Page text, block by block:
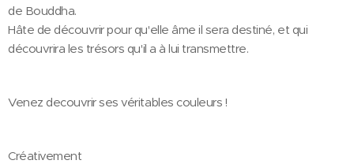
de Bouddha.
Hâte de découvrir pour qu'elle âme il sera destiné, et qui
découvrira les trésors qu'il a à lui transmettre.
Venez decouvrir ses véritables couleurs !
Créativement